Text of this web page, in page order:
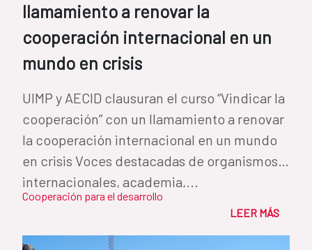
llamamiento a renovar la
cooperación internacional en un
mundo en crisis
UIMP y AECID clausuran el curso “Vindicar la
cooperación” con un llamamiento a renovar
la cooperación internacional en un mundo
en crisis Voces destacadas de organismos
internacionales, academia,...
Cooperación para el desarrollo
LEER MÁS